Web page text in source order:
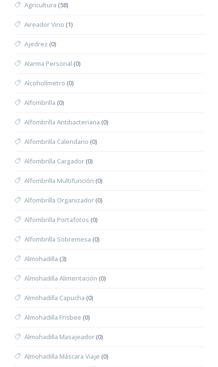
Agricultura (58)
Aireador Vino (1)
Ajedrez (0)
Alarma Personal (0)
Alcoholímetro (0)
Alfombrilla (0)
Alfombrilla Antibacteriana (0)
Alfombrilla Calendario (0)
Alfombrilla Cargador(0)
Alfombrilla Multifunción (0)
Alfombrilla Organizador(0)
Alfombrilla Portafotos (0)
Alfombrilla Sobremesa (0)
Almohadilla (3)
Almohadilla Alimentación (0)
Almohadilla Capucha (0)
Almohadilla Frisbee (0)
Almohadilla Masajeador(0)
Almohadilla Máscara Viaje (0)